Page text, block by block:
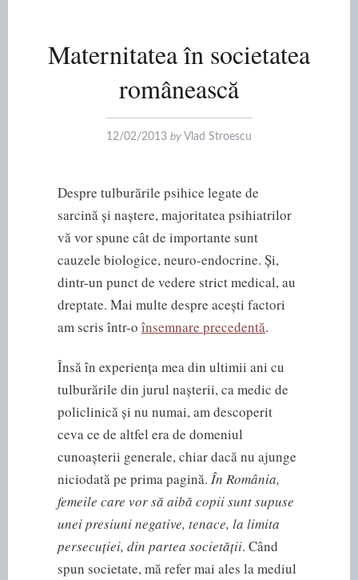
Maternitatea în societatea
românească
12/02/2013 by Vlad Stroescu
Despre tulburările psihice legate de
sarcină și naștere, majoritatea psihiatrilor
vă vor spune cât de importante sunt
cauzele biologice, neuro-endocrine. Și,
dintr-un punct de vedere strict medical, au
dreptate. Mai multe despre acești factori
am scris într-o însemnare precedentă.
Însă în experiența mea din ultimii ani cu
tulburările din jurul nașterii, ca medic de
policlinică și nu numai, am descoperit
ceva ce de altfel era de domeniul
cunoașterii generale, chiar dacă nu ajunge
niciodată pe prima pagină. În România,
femeile care vor să aibă copii sunt supuse
unei presiuni negative, tenace, la limita
persecuției, din partea societății. Când
spun societate, mă refer mai ales la mediul